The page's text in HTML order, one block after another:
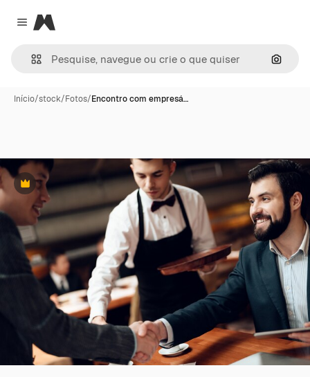
Close menu
Magnific
Início/stock/Fotos/Encontro com empresá…
Premium